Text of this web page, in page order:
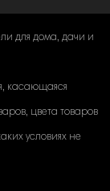
для дома, дачи и
касающаяся
цвета товаров
условиях не